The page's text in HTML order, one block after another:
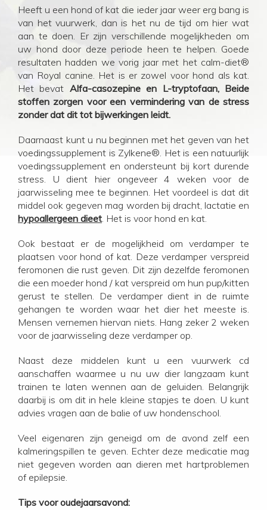
Heeft u een hond of kat die ieder jaar weer erg bang is
van het vuurwerk, dan is het nu de tijd om hier wat
aan te doen. Er zijn verschillende mogelijkheden om
uw hond door deze periode heen te helpen. Goede
resultaten hadden we vorig jaar met het calm-diet®
van Royal canine. Het is er zowel voor hond als kat.
Het bevat Alfa-casozepine en L-tryptofaan, Beide
stoffen zorgen voor een vermindering van de stress
zonder dat dit tot bijwerkingen leidt.
Daarnaast kunt u nu beginnen met het geven van het
voedingssupplement is Zylkene®. Het is een natuurlijk
voedingssupplement en ondersteunt bij kort durende
stress. U dient hier ongeveer 4 weken voor de
jaarwisseling mee te beginnen. Het voordeel is dat dit
middel ook gegeven mag worden bij dracht, lactatie en
hypoallergeen dieet . Het is voor hond en kat.
Ook bestaat er de mogelijkheid om verdamper te
plaatsen voor hond of kat. Deze verdamper verspreid
feromonen die rust geven. Dit zijn dezelfde feromonen
die een moeder hond / kat verspreid om hun pup/kitten
gerust te stellen. De verdamper dient in de ruimte
gehangen te worden waar het dier het meeste is.
Mensen vernemen hiervan niets. Hang zeker 2 weken
voor de jaarwisseling deze verdamper op.
Naast deze middelen kunt u een vuurwerk cd
aanschaffen waarmee u nu uw dier langzaam kunt
trainen te laten wennen aan de geluiden. Belangrijk
daarbij is om dit in hele kleine stapjes te doen. U kunt
advies vragen aan de balie of uw hondenschool.
Veel eigenaren zijn geneigd om de avond zelf een
kalmeringspillen te geven. Echter deze medicatie mag
niet gegeven worden aan dieren met hartproblemen
of epilepsie.
Tips voor oudejaarsavond: